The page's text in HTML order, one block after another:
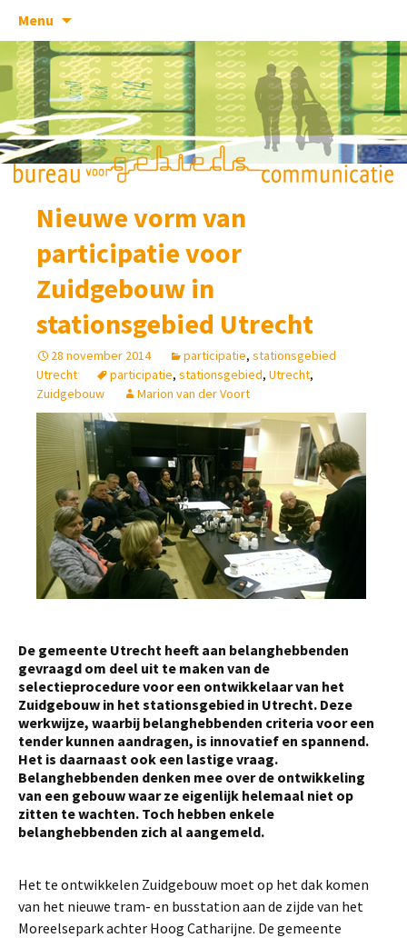
Menu
content
Nieuwe vorm van
participatie voor
Zuidgebouw in
stationsgebied Utrecht
28 november 2014 participatie, stationsgebied
Utrecht
participatie, stationsgebied, Utrecht,
Zuidgebouw
Marion van der Voort
De gemeente Utrecht heeft aan belanghebbenden
gevraagd om deel uit te maken van de
selectieprocedure voor een ontwikkelaar van het
Zuidgebouw in het stationsgebied in Utrecht. Deze
werkwijze, waarbij belanghebbenden criteria voor een
tender kunnen aandragen, is innovatief en spannend.
Het is daarnaast ook een lastige vraag.
Belanghebbenden denken mee over de ontwikkeling
van een gebouw waar ze eigenlijk helemaal niet op
zitten te wachten. Toch hebben enkele
belanghebbenden zich al aangemeld.
Het te ontwikkelen Zuidgebouw moet op het dak komen
van het nieuwe tram- en busstation aan de zijde van het
Moreelsepark achter Hoog Catharijne. De gemeente